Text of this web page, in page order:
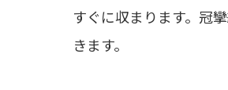
すぐに収まります。冠
きます。